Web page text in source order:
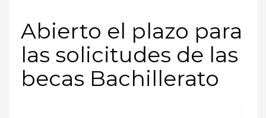
Abierto el plazo para
las solicitudes de las
becas Bachillerato